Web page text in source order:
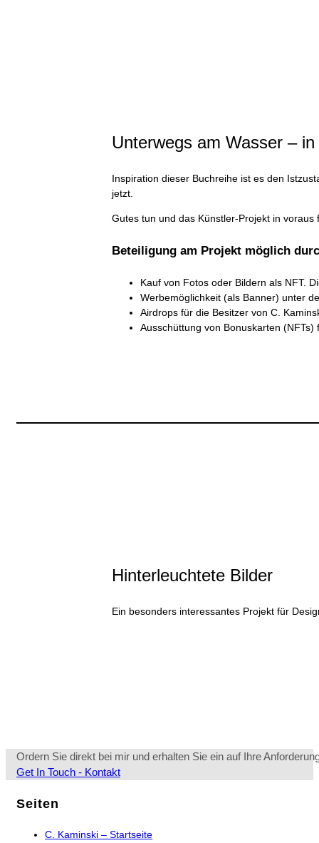
Unterwegs am Wasser –
Inspiration dieser Buchreihe ist es den
jetzt.
Gutes tun und das Künstler-Projekt in
Beteiligung am Projekt möglich
Kauf von Fotos oder Bildern als NFT.
Werbemöglichkeit (als Banner) unter
Airdrops für die Besitzer von C.
Ausschüttung von Bonuskarten
Hinterleuchtete Bilder
Ein besonders interessantes Projekt für
Ordern Sie direkt bei mir und erhalten Sie ein auf Ihre
Get In Touch - KontaktOpens
tab
Seiten
C. Kaminski – Startseite